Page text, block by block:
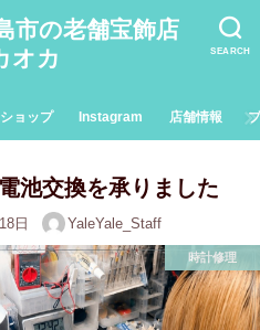
SEARCH
市の老舗宝飾店
オカ
ョップ Instagram 店舗情報
池交換を承りました
日 YaleYale_Staff
時計修理